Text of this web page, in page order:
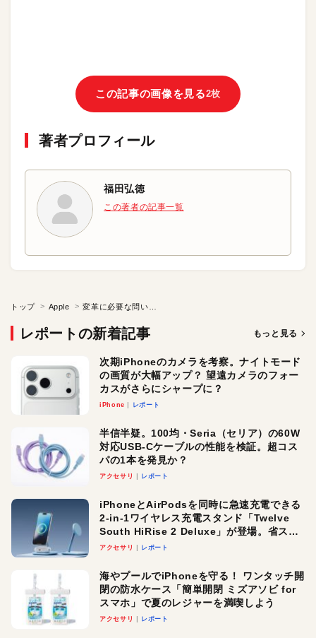
この記事の画像を見る2枚
著者プロフィール
福田弘徳
この著者の記事一覧
トップ Apple
レポートの新着記事 もっと見る
次期iPhoneのカメラを考察。ナイトモード
の画質が大幅アップ？ 望遠カメラのフォー
カスがさらにシャープに？
iPhone レポート
半信半疑。100均・Seria（セリア）の60W
対応USB-Cケーブルの性能を検証。超コス
パの1本を発見か？
アクセサリ レポート
iPhoneとAirPodsを同時に急速充電できる
2-in-1ワイヤレス充電スタンド「Twelve
South HiRise 2 Deluxe」が登場。省スペ
ースでおしゃれに充電したい人にオスス
アクセサリ レポート
海やプールでiPhoneを守る！ ワンタッチ開
閉の防水ケース「簡単開閉 ミズアソビ for
スマホ」で夏のレジャーを満喫しよう
アクセサリ レポート